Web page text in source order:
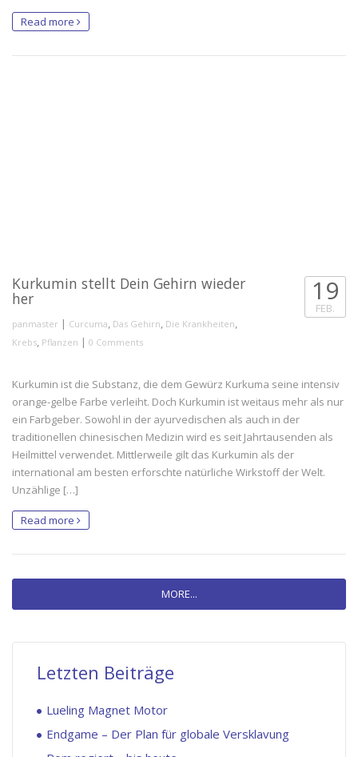
Read more
https://www.youtube.com/watch?v=29sUtapX7To
Kurkumin stellt Dein Gehirn wieder
her
panmaster | Curcuma, Das Gehirn, Die Krankheiten,
Krebs, Pflanzen | 0 Comments
19
FEB.
Kurkumin ist die Substanz, die dem Gewürz Kurkuma seine intensiv
orange-gelbe Farbe verleiht. Doch Kurkumin ist weitaus mehr als nur
ein Farbgeber. Sowohl in der ayurvedischen als auch in der
traditionellen chinesischen Medizin wird es seit Jahrtausenden als
Heilmittel verwendet. Mittlerweile gilt das Kurkumin als der
international am besten erforschte natürliche Wirkstoff der Welt.
Unzählige […]
Read more
MORE...
Letzten Beiträge
Lueling Magnet Motor
Endgame – Der Plan für globale Versklavung